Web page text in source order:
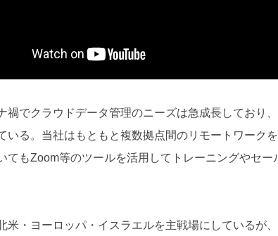
禍でクラウドデータ管理のニーズは急成長しており
いる。当社はもともと複数拠点間のリモートワーク
てもZoom等のツールを活用してトレーニングやセ
米・ヨーロッパ・イスラエルを主戦場にしているが